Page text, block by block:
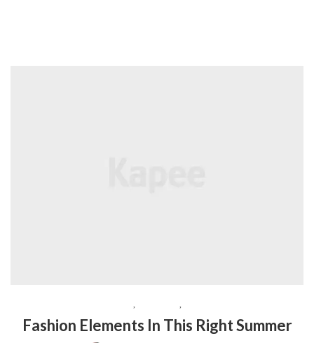
, ,
Fashion Elements In This Right Summer